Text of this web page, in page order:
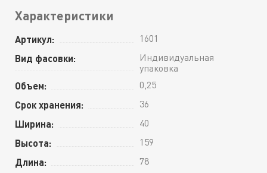
Характеристики
Артикул: 1601
Вид фасовки:
Индивидуальная
упаковка
Объем: 0,25
Срок хранения: 36
Ширина: 40
Высота: 159
Длина: 78